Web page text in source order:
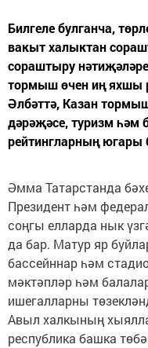
Билгеле булганча,
вакыт халыктан
сораштыру
тормыш өчен иң яхшы
Әлбәттә, Казан
дәрәҗәсе, туризм һәм
рейтингларның югары
Әмма Татарстанда
Президент һәм
соңгы елларда нык
да бар. Матур яр
бассейннар һәм
мәктәпләр һәм
ишегалларны
Авыл халкының
республика башка